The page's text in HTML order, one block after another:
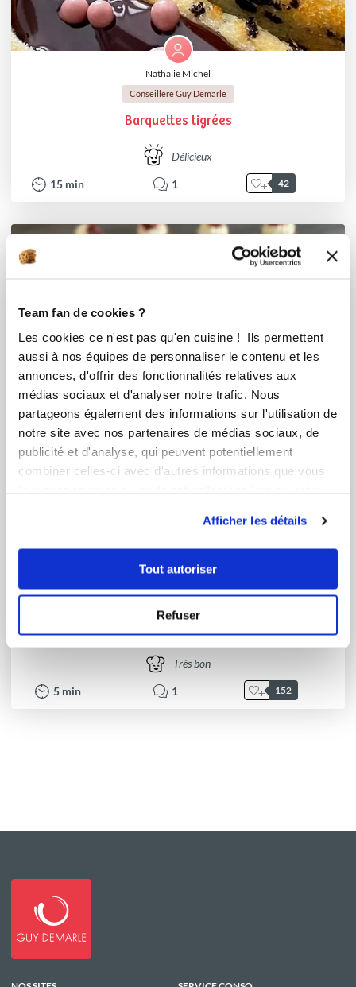
Team fan de cookies ?
Les cookies ce n'est pas qu'en cuisine ! Ils permettent
aussi à nos équipes de personnaliser le contenu et les
annonces, d'offrir des fonctionnalités relatives aux
médias sociaux et d'analyser notre trafic. Nous
partageons également des informations sur l'utilisation de
notre site avec nos partenaires de médias sociaux, de
publicité et d'analyse, qui peuvent potentiellement
combiner celles-ci avec d'autres informations que vous
Afficher les détails
Tout autoriser
Refuser
Nathalie Michel
Conseillère Guy Demarle
Barquettes tigrées
Délicieux
15 min 1 42
Très bon
5 min 1 152